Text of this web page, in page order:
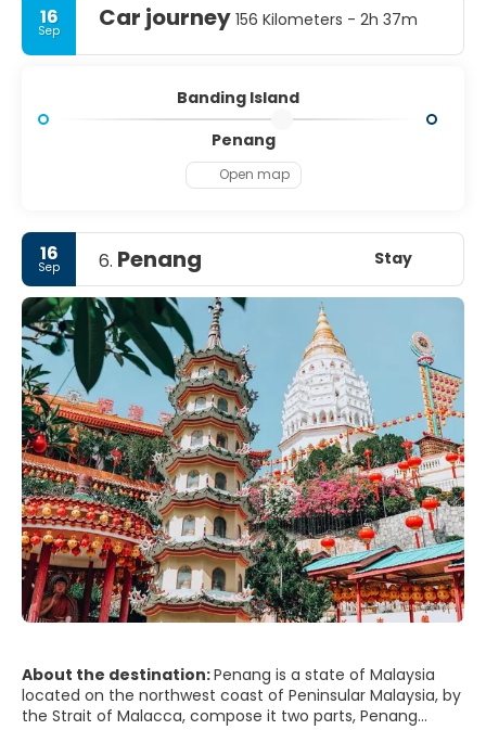
16
Sep Car journey 156 Kilometers - 2h 37m
Banding Island
Penang
Open map
16
Sep 6. Penang Stay
About the destination:Penang is a state of Malaysia
located on the northwest coast of Peninsular Malaysia, by
the Strait of Malacca, compose it two parts, Penang